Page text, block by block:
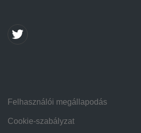
Felhasználói megállapodás
Cookie-szabályzat